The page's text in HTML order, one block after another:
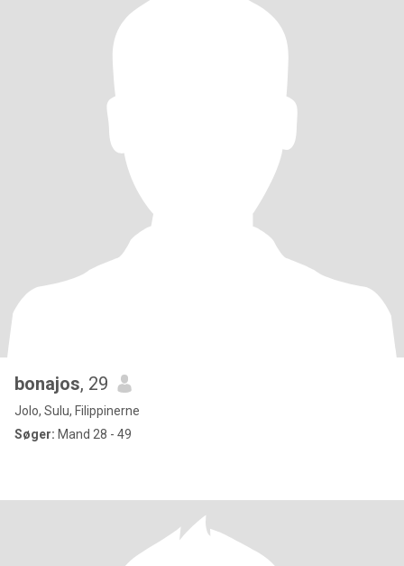
bonajos, 29
Jolo, Sulu, Filippinerne
Søger: Mand 28 - 49